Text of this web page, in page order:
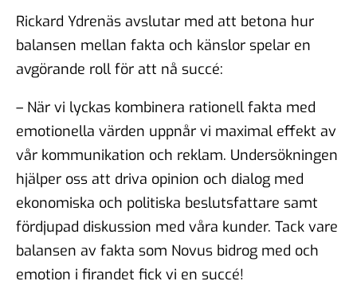
Rickard Ydrenäs avslutar med att betona hur
balansen mellan fakta och känslor spelar en
avgörande roll för att nå succé:
– När vi lyckas kombinera rationell fakta med
emotionella värden uppnår vi maximal effekt av
vår kommunikation och reklam. Undersökningen
hjälper oss att driva opinion och dialog med
ekonomiska och politiska beslutsfattare samt
fördjupad diskussion med våra kunder. Tack vare
balansen av fakta som Novus bidrog med och
emotion i firandet fick vi en succé!